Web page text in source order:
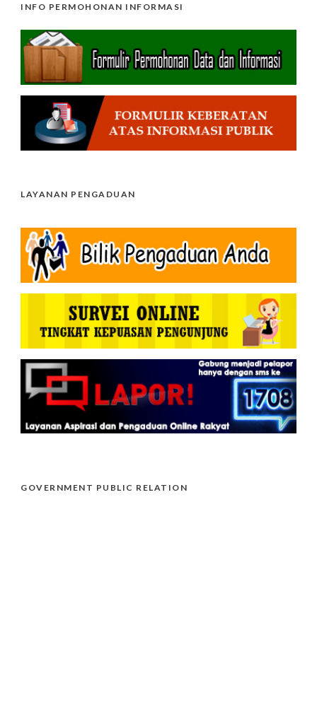
INFO PERMOHONAN INFORMASI
LAYANAN PENGADUAN
GOVERNMENT PUBLIC RELATION